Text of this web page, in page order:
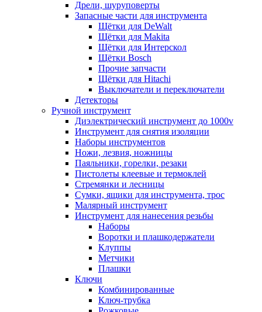
Дрели, шуруповерты
Запасные части для инструмента
Щётки для DeWalt
Щётки для Makita
Щётки для Интерскол
Щётки Bosch
Прочие запчасти
Щётки для Hitachi
Выключатели и переключатели
Детекторы
Ручной инструмент
Диэлектрический инструмент до 1000v
Инструмент для снятия изоляции
Наборы инструментов
Ножи, лезвия, ножницы
Паяльники, горелки, резаки
Пистолеты клеевые и термоклей
Стремянки и лесницы
Сумки, ящики для инструмента, трос
Малярный инструмент
Инструмент для нанесения резьбы
Наборы
Воротки и плашкодержатели
Клуппы
Метчики
Плашки
Ключи
Комбинированные
Ключ-трубка